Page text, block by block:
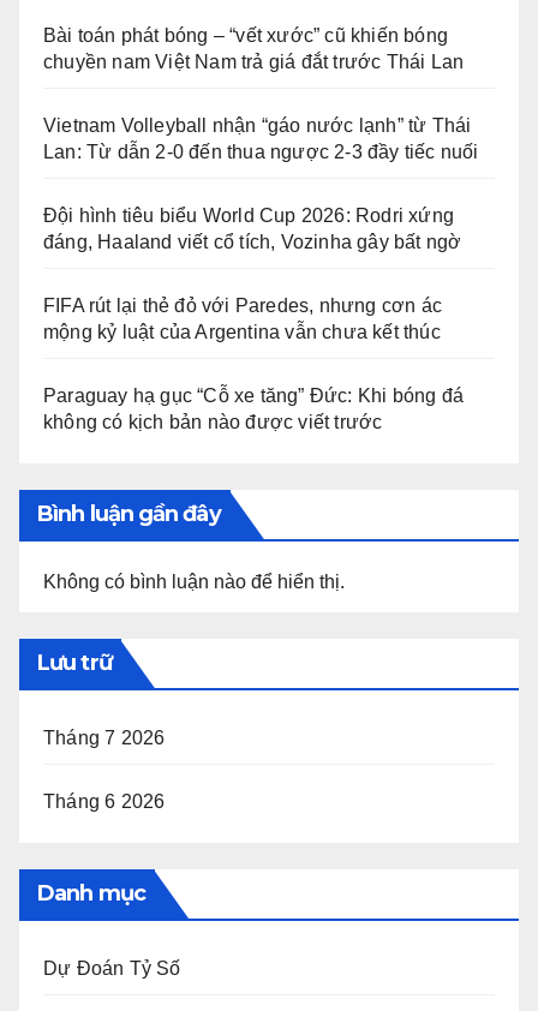
Bài toán phát bóng – “vết xước” cũ khiến bóng
chuyền nam Việt Nam trả giá đắt trước Thái Lan
Vietnam Volleyball nhận “gáo nước lạnh” từ Thái
Lan: Từ dẫn 2-0 đến thua ngược 2-3 đầy tiếc nuối
Đội hình tiêu biểu World Cup 2026: Rodri xứng
đáng, Haaland viết cổ tích, Vozinha gây bất ngờ
FIFA rút lại thẻ đỏ với Paredes, nhưng cơn ác
mộng kỷ luật của Argentina vẫn chưa kết thúc
Paraguay hạ gục “Cỗ xe tăng” Đức: Khi bóng đá
không có kịch bản nào được viết trước
Bình luận gần đây
Không có bình luận nào để hiển thị.
Lưu trữ
Tháng 7 2026
Tháng 6 2026
Danh mục
Dự Đoán Tỷ Số